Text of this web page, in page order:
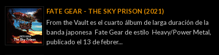
FATE GEAR - THE SKY PRISON (2021)
From the Vault es el cuarto álbum de larga duración de la
banda japonesa Fate Gear de estilo Heavy/Power Metal,
publicado el 13 de febrer...